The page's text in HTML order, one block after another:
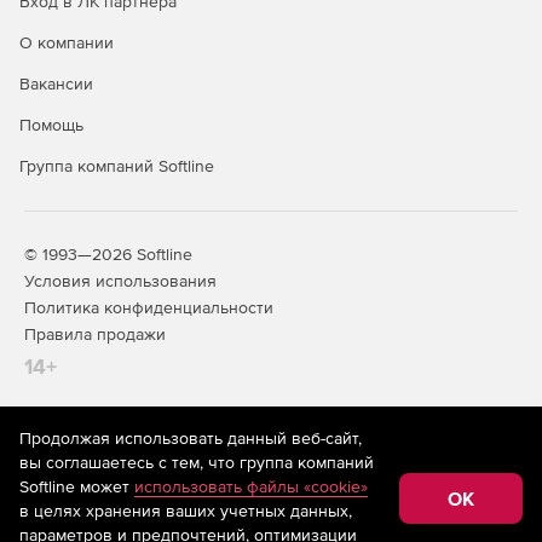
О компании
Вакансии
Помощь
Группа компаний Softline
© 1993—2026 Softline
Условия использования
Политика конфиденциальности
Правила продажи
14+
На информационном ресурсе store.softline.ru применяются
рекомендательные технологии(информационные технологии
предоставления информации на основе сбора,
систематизации и анализа сведений, относящихся к
предпочтениям пользователей сети «Интернет»,
Продолжая использовать данный веб-сайт,
вы соглашаетесь с тем, что группа компаний
Softline может использовать файлы «cookie»
в целях хранения ваших учетных данных,
параметров и предпочтений, оптимизации
OK